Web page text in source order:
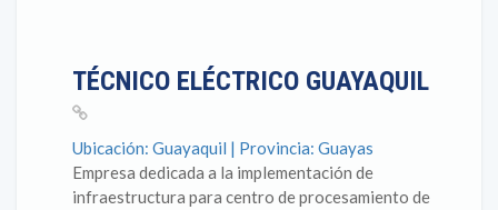
TÉCNICO ELÉCTRICO GUAYAQUIL
Ubicación: Guayaquil | Provincia: Guayas
Empresa dedicada a la implementación de
infraestructura para centro de procesamiento de